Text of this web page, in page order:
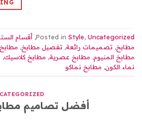
Posted in Style, Uncategorized
, أقسام
مطابخ, تصميمات رائعة, تفصيل مطابخ,
مطابخ المنيوم, مطابخ عصرية, مطابخ كلاسيك,
نماء الكون, مطابخ نماكو
أفضل تصاميم مطابخ